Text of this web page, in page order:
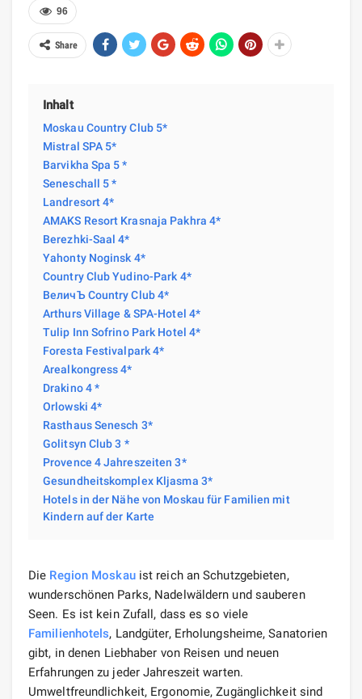
96
Share
Inhalt
Moskau Country Club 5*
Mistral SPA 5*
Barvikha Spa 5 *
Seneschall 5 *
Landresort 4*
AMAKS Resort Krasnaja Pakhra 4*
Berezhki-Saal 4*
Yahonty Noginsk 4*
Country Club Yudino-Park 4*
ВеличЪ Country Club 4*
Arthurs Village & SPA-Hotel 4*
Tulip Inn Sofrino Park Hotel 4*
Foresta Festivalpark 4*
Arealkongress 4*
Drakino 4 *
Orlowski 4*
Rasthaus Senesch 3*
Golitsyn Club 3 *
Provence 4 Jahreszeiten 3*
Gesundheitskomplex Kljasma 3*
Hotels in der Nähe von Moskau für Familien mit
Kindern auf der Karte
Die Region Moskauist reich an Schutzgebieten,
wunderschönen Parks, Nadelwäldern und sauberen
Seen. Es ist kein Zufall, dass es so viele
Familienhotels, Landgüter, Erholungsheime, Sanatorien
gibt, in denen Liebhaber von Reisen und neuen
Erfahrungen zu jeder Jahreszeit warten.
Umweltfreundlichkeit, Ergonomie, Zugänglichkeit sind